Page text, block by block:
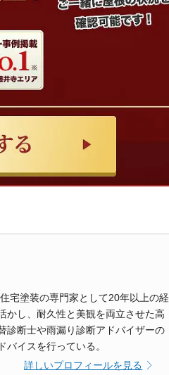
宅塗装の専門家として20年以上の経
かし、耐久性と美観を両立させた高
診断士や雨漏り診断アドバイザーの
イスを行っている。
詳しいプロフィールを見る